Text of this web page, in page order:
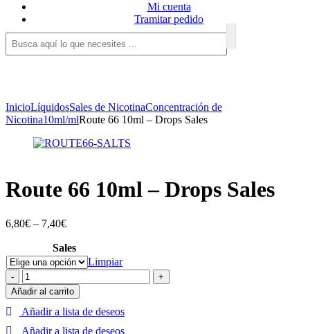
Mi cuenta
Tramitar pedido
InicioLíquidosSales de NicotinaConcentración de
Nicotina10ml/mlRoute 66 10ml – Drops Sales
Route 66 10ml – Drops Sales
6,80€ – 7,40€
Sales
Limpiar
-
Route
66
10ml
-
Drops
+
Añadir al carrito
Añadir a lista de deseos
Añadir a lista de deseos